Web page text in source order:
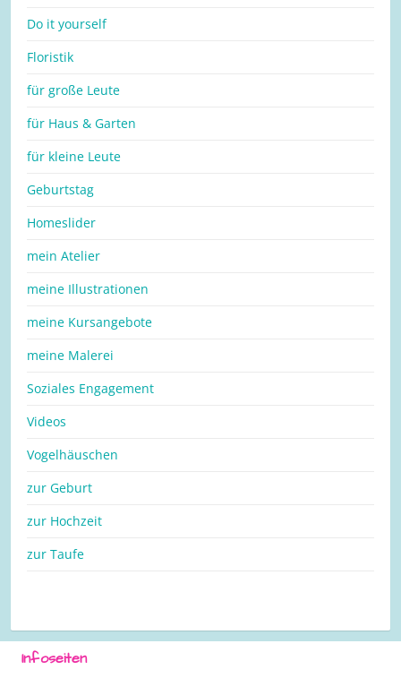
Do it yourself
Floristik
für große Leute
für Haus & Garten
für kleine Leute
Geburtstag
Homeslider
mein Atelier
meine Illustrationen
meine Kursangebote
meine Malerei
Soziales Engagement
Videos
Vogelhäuschen
zur Geburt
zur Hochzeit
zur Taufe
Infoseiten